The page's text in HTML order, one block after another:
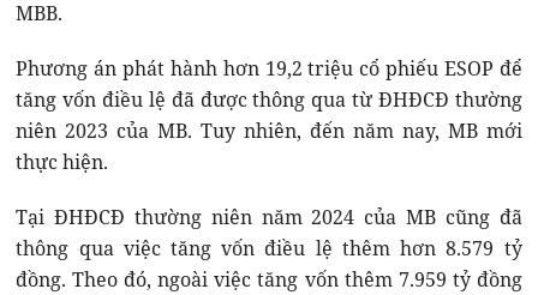
MBB.
Phương án phát hành hơn 19,2 triệu cổ phiếu ESOP để
tăng vốn điều lệ đã được thông qua từ ĐHĐCĐ thường
niên 2023 của MB. Tuy nhiên, đến năm nay, MB mới
thực hiện.
Tại ĐHĐCĐ thường niên năm 2024 của MB cũng đã
thông qua việc tăng vốn điều lệ thêm hơn 8.579 tỷ
đồng. Theo đó, ngoài việc tăng vốn thêm 7.959 tỷ đồng